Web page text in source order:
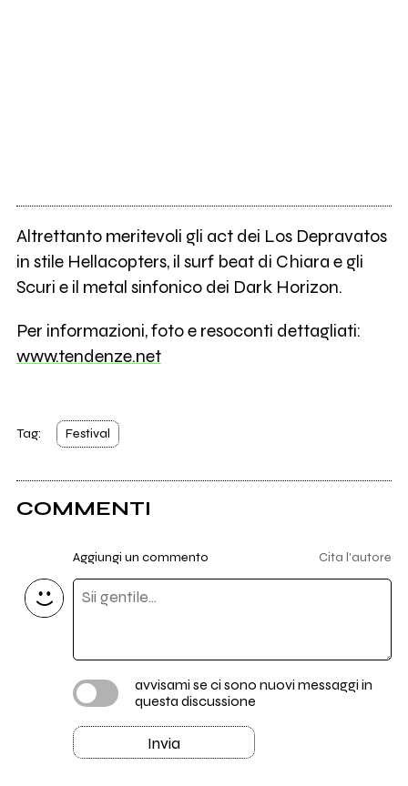
Altrettanto meritevoli gli act dei Los Depravatos
in stile Hellacopters, il surf beat di Chiara e gli
Scuri e il metal sinfonico dei Dark Horizon.
Per informazioni, foto e resoconti dettagliati:
www.tendenze.net
Tag: Festival
COMMENTI
Aggiungi un commento Cita l'autore
avvisami se ci sono nuovi messaggi in
questa discussione
Invia